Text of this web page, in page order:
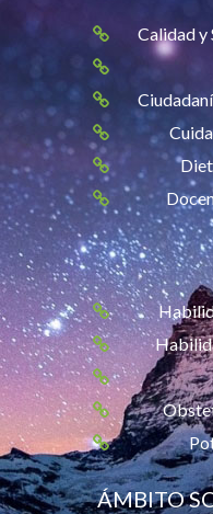
Calidad y
ÁMBITO